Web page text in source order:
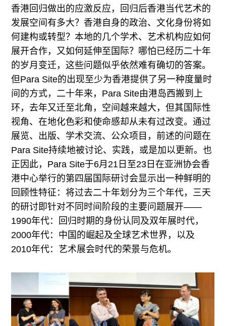
香港回归做出的应激反应，回归后香港当代艺术的
发展空间有多大？香港自身的政治、文化身份将如
何建构或转型？本地的几个学术、艺术机构应如何
展开合作，又如何延伸至国际？哪怕已经历二十年
的岁月变迁，这些问题似乎依然难有确切的答案。
但Para Site的出现至少为香港提供了另一种度量时
间的方式，二十年来，Para Site由港岛西搬到上
环，去年又迁至北角，空间越来越大，但其国际性
视角、在地化色彩和使命感却从未有过改变。通过
展览、出版、学术交流、公众项目，前述的问题在
Para Site持续地被讨论、实践，或是加以更新。也
正因此，Para Site于6月21日至23日在亚洲协会香
港中心举行的第四届国际研讨会显示出一种鲜明的
回顾性特征：将过去二十年划分为三个年代，三天
的研讨即针对不同时间阶段的主要问题展开——
1990年代：回归时期的身份认同及双年展时代，
2000年代：中国的崛起及全球艺术世界，以及
2010年代：艺术展会时代的荣景与危机。